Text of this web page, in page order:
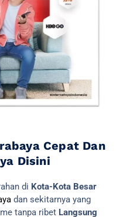
Cepat Dan
Disini
di Kota-Kota Besar
dan sekitarnya yang
tanpa ribet Langsung